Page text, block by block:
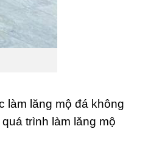
làm lăng mộ đá không
trình làm lăng mộ